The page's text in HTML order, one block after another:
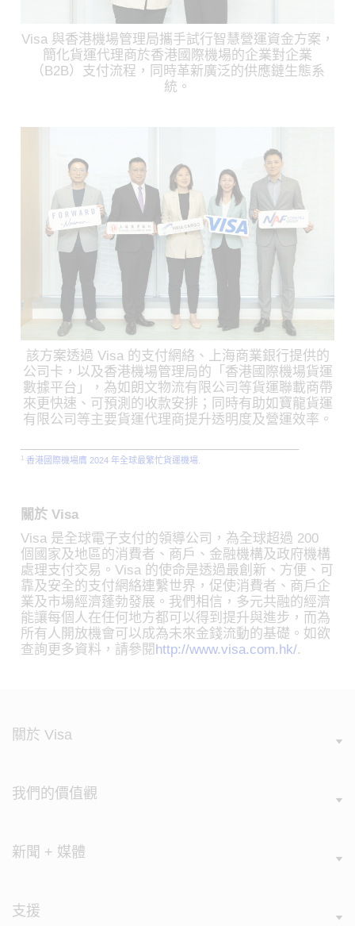
Visa 與香港機場管理局攜手試行智慧營運資金方案，
簡化貨運代理商於香港國際機場的企業對企業
（B2B）支付流程，同時革新廣泛的供應鏈生態系
統。
該方案透過 Visa 的支付網絡、上海商業銀行提供的
公司卡，以及香港機場管理局的「香港國際機場貨運
數據平台」，為如朗文物流有限公司等貨運聯載商帶
來更快速、可預測的收款安排；同時有助如寶龍貨運
有限公司等主要貨運代理商提升透明度及營運效率。
1 香港國際機場膺 2024 年全球最繁忙貨運機場
關於 Visa
Visa 是全球電子支付的領導公司，為全球超過 200
個國家及地區的消費者、商戶、金融機構及政府機構
處理支付交易。Visa 的使命是透過最創新、方便、可
靠及安全的支付網絡連繫世界，促使消費者、商戶企
業及市場經濟蓬勃發展。我們相信，多元共融的經濟
能讓每個人在任何地方都可以得到提升與進步，而為
所有人開放機會可以成為未來金錢流動的基礎。如欲
查詢更多資料，請參閱 http://www.visa.com.hk/.
關於 Visa
我們的價值觀
新聞 + 媒體
支援